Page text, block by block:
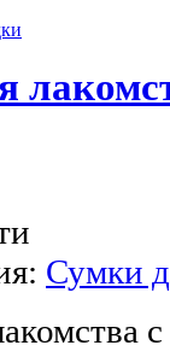
Сумки